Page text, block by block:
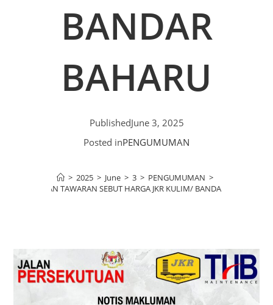
BANDAR
BAHARU
PublishedJune 3, 2025
Posted inPENGUMUMAN
> 2025 > June > 3 > PENGUMUMAN >
KENYATAAN TAWARAN SEBUT HARGA JKR KULIM/ BANDAR BAHARU